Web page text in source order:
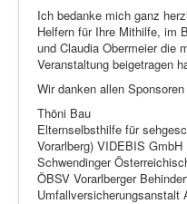
Ich bedanke mich ganz
Helfern für Ihre Mithilfe, im
und Claudia Obermeier die
Veranstaltung beigetragen
Wir danken allen
Thöni Bau
Elternselbsthilfe für
Vorarlberg) VIDEBIS
Schwendinger
ÖBSV Vorarlberger
Umfallversicherungsanstalt